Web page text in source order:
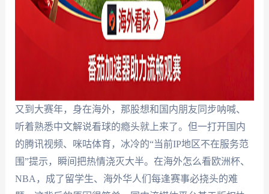
又到大赛年，身在海外，那股想和国内朋友同步呐喊、
听着熟悉中文解说看球的瘾头就上来了。但一打开国内
的腾讯视频、咪咕体育，冰冷的“当前IP地区不在服务范
围”提示，瞬间把热情浇灭大半。在海外怎么看欧洲杯、
NBA，成了留学生、海外华人们每逢赛事必挠头的难